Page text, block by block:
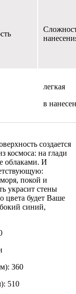
легкая
в
создается
космоса: на глади
облаками. И
покой и
украсит стены
цвета будет Ваше
синий,
360
510